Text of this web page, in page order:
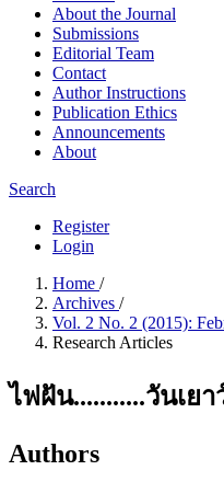
About the Journal
Submissions
Editorial Team
Contact
Author Instructions
Publication Ethics
Announcements
About
Search
Register
Login
Home /
Archives /
Vol. 2 No. 2 (2015):
Research Articles
ไฟฝัน...........วันเย
Authors